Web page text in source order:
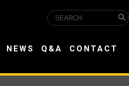
NEWS Q&A CONTACT